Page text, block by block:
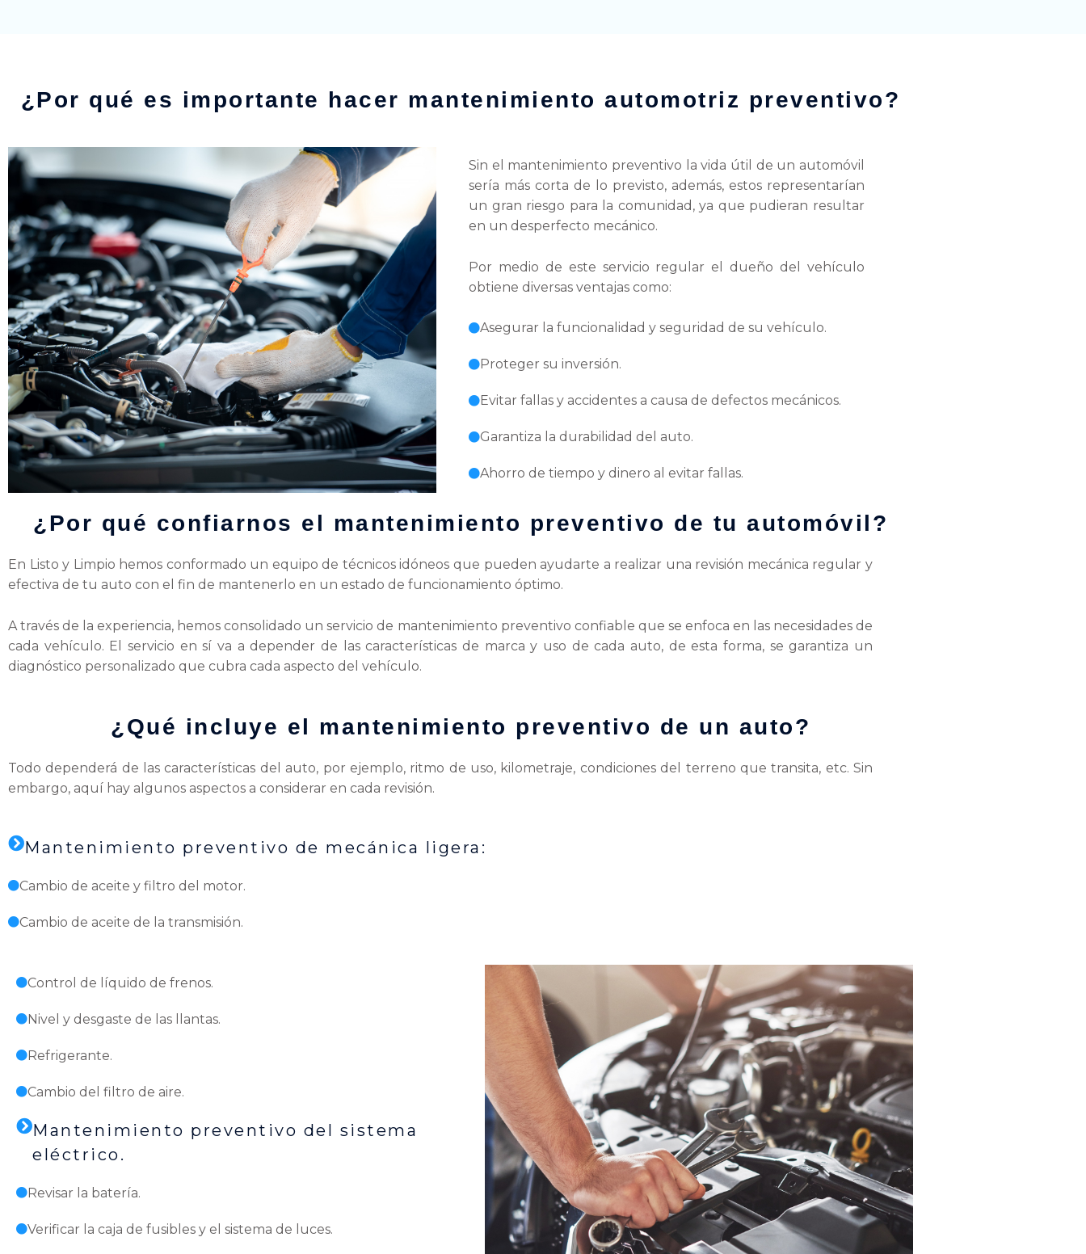
¿Por qué es importante hacer mantenimiento automotriz preventivo?
Sin el mantenimiento preventivo la vida útil de un automóvil
sería más corta de lo previsto, además, estos representarían
un gran riesgo para la comunidad, ya que pudieran resultar
en un desperfecto mecánico.
Por medio de este servicio regular el dueño del vehículo
obtiene diversas ventajas como:
Asegurar la funcionalidad y seguridad de su vehículo.
Proteger su inversión.
Evitar fallas y accidentes a causa de defectos mecánicos.
Garantiza la durabilidad del auto.
Ahorro de tiempo y dinero al evitar fallas.
¿Por qué confiarnos el mantenimiento preventivo de tu automóvil?
En Listo y Limpio hemos conformado un equipo de técnicos idóneos que pueden ayudarte a realizar una revisión mecánica regular y
efectiva de tu auto con el fin de mantenerlo en un estado de funcionamiento óptimo.
A través de la experiencia, hemos consolidado un servicio de mantenimiento preventivo confiable que se enfoca en las necesidades de
cada vehículo. El servicio en sí va a depender de las características de marca y uso de cada auto, de esta forma, se garantiza un
diagnóstico personalizado que cubra cada aspecto del vehículo.
¿Qué incluye el mantenimiento preventivo de un auto?
Todo dependerá de las características del auto, por ejemplo, ritmo de uso, kilometraje, condiciones del terreno que transita, etc. Sin
embargo, aquí hay algunos aspectos a considerar en cada revisión.
Mantenimiento preventivo de mecánica ligera:
Cambio de aceite y filtro del motor.
Cambio de aceite de la transmisión.
Control de líquido de frenos.
Nivel y desgaste de las llantas.
Refrigerante.
Cambio del filtro de aire.
Mantenimiento preventivo del sistema
eléctrico.
Revisar la batería.
Verificar la caja de fusibles y el sistema de luces.